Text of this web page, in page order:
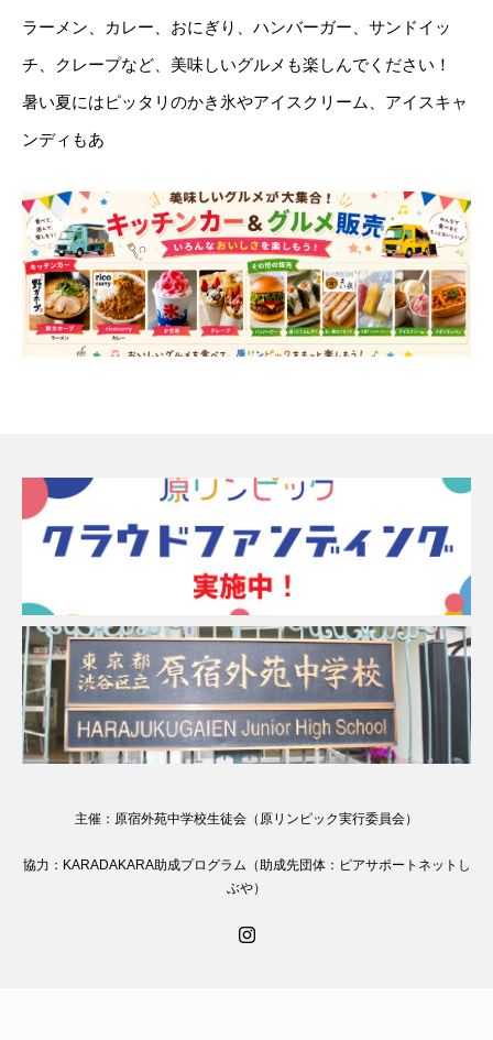
ラーメン、カレー、おにぎり、ハンバーガー、サンドイッ
チ、クレープなど、美味しいグルメも楽しんでください！
暑い夏にはピッタリのかき氷やアイスクリーム、アイスキャ
ンディもあ
主催：原宿外苑中学校生徒会（原リンピック実行委員会）
協力：KARADAKARA助成プログラム（助成先団体：ピアサポートネットし
ぶや）